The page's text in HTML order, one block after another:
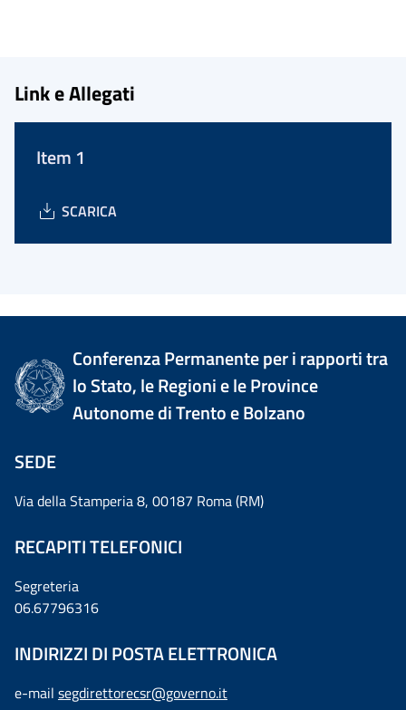
Link e Allegati
Item 1
SCARICA
Conferenza Permanente per i rapporti tra
lo Stato, le Regioni e le Province
Autonome di Trento e Bolzano
SEDE
Via della Stamperia 8, 00187 Roma (RM)
RECAPITI TELEFONICI
Segreteria
06.67796316
INDIRIZZI DI POSTA ELETTRONICA
e-mail segdirettorecsr@governo.it